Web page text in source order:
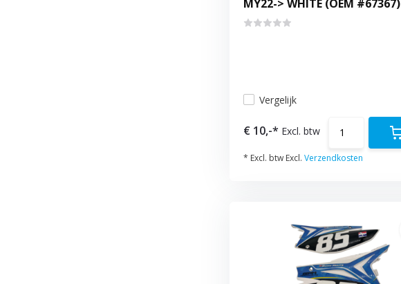
MY22-> WHITE (OEM #67367)
Vergelijk
€ 10,-* Excl. btw
* Excl. btw Excl. Verzendkosten